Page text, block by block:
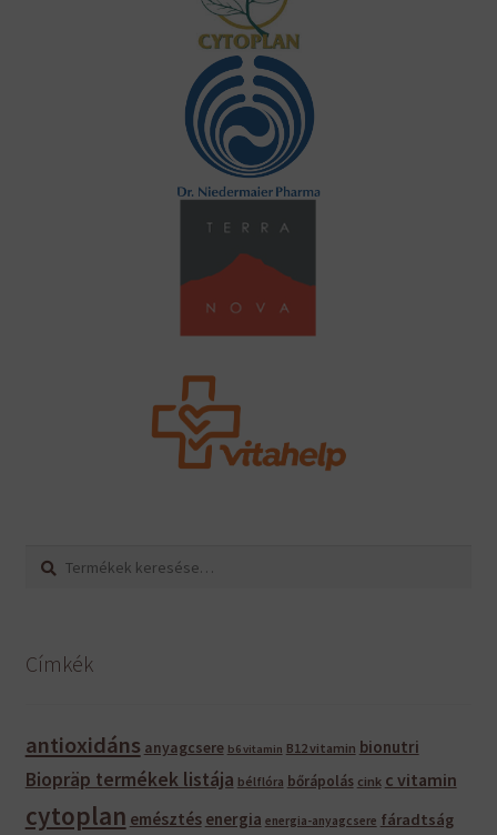
Keresés
Keresés
Címkék
antioxidáns anyagcsere b6 vitamin B12 vitamin bionutri
Biopräp termékek listája bélflóra bőrápolás cink c vitamin
cytoplan emésztés energia energia-anyagcsere fáradtság